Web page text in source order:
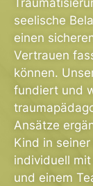
seelische
einen
Vertrauen
können.
fundiert und
Ansätze
Kind in
individuell
und einem